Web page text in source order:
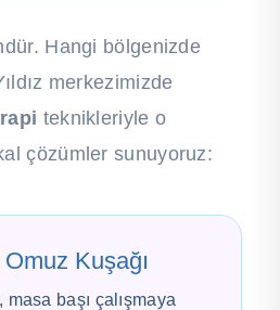
Hangi bölgenizde
merkezimizde
teknikleriyle o
çözümler sunuyoruz:
Kuşağı
masa başı çalışmaya